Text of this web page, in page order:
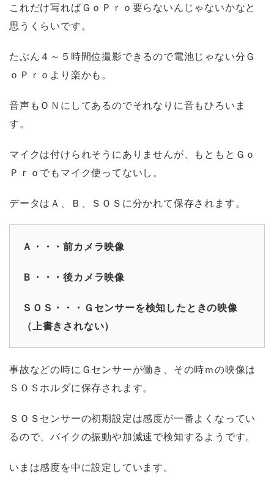
これだけ写ればＧｏＰｒｏ要らないんじゃないかなと
思うくらいです。
たぶん４～５時間位撮影できるので電池じゃない分Ｇ
ｏＰｒｏより楽かも。
音声もＯＮにしてあるのでそれなりに音もひろいま
す。
マイクは付けられそうにありませんが、もともとＧｏ
Ｐｒｏでもマイク使ってないし。
データはＡ、Ｂ、ＳＯＳに分かれて保存されます。
Ａ・・・前カメラ映像
Ｂ・・・後カメラ映像
ＳＯＳ・・・Ｇセンサーを検知したときの映像
（上書きされない）
事故などの時にＧセンサーが働き、その時ｍの映像は
ＳＯＳホルダに保存されます。
ＳＯＳセンサーの初期設定は感度が一番よくなってい
るので、バイクの振動や加減速で検知するようです。
いまは感度を中に設定しています。